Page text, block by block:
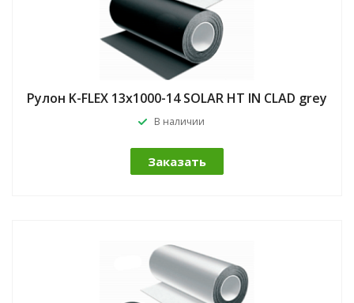
Рулон K-FLEX 13x1000-14 SOLAR HT IN CLAD grey
В наличии
Заказать